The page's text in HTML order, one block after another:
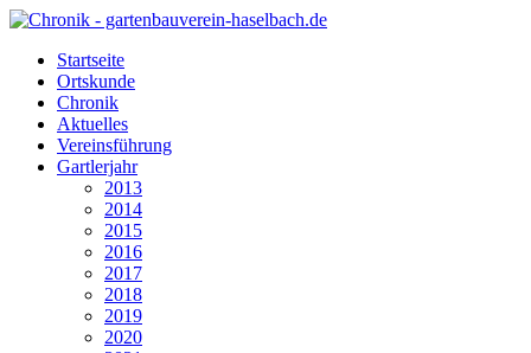
Startseite
Ortskunde
Chronik
Aktuelles
Vereinsführung
Gartlerjahr
2013
2014
2015
2016
2017
2018
2019
2020